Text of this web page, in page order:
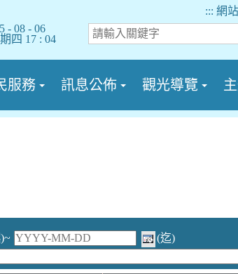
::: 網
- 08 - 06
四 17 : 04
服務 訊息公佈 觀光導覽
(迄)